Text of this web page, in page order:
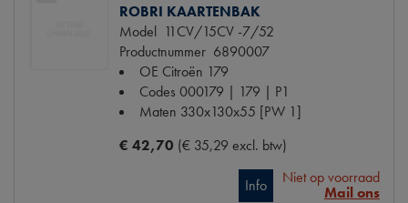
ROBRI KAARTENBAK
Model 11CV/15CV -7/52
Productnummer 6890007
OE Citroën 179
Codes 000179 | 179 | P1
Maten 330x130x55 [PW 1]
€ 42,70 (€ 35,29 excl. btw)
Info
Niet op voorraad
Mail ons